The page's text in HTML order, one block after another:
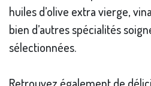
huiles d’olive extra vierge,
bien d’autres spécialités
sélectionnées.